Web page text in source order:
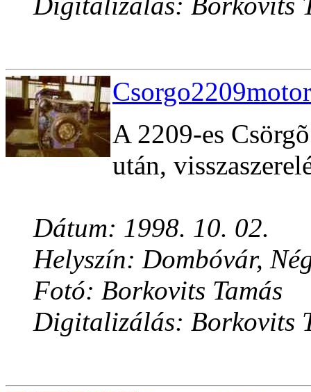
A 2209-es
után,
Dátum: 1998. 10. 02.
Helyszín: Dombóvár,
Fotó: Borkovits Tamás
Digitalizálás: Borkovits